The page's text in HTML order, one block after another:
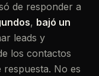
de responder a
, bajó un
leads y
los contactos
No es